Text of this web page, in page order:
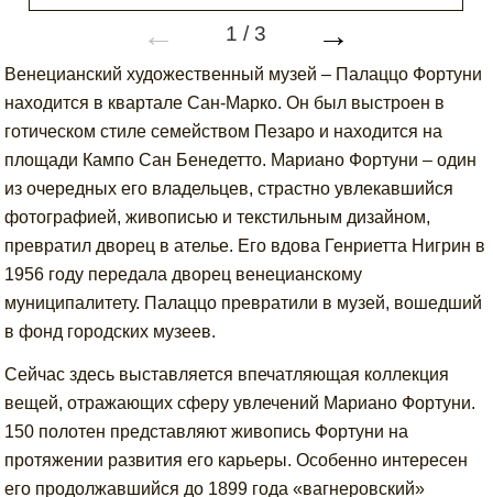
← 1 /3 →
Венецианский художественный музей – Палаццо Фортуни
находится в квартале Сан-Марко. Он был выстроен в
готическом стиле семейством Пезаро и находится на
площади Кампо Сан Бенедетто. Мариано Фортуни – один
из очередных его владельцев, страстно увлекавшийся
фотографией, живописью и текстильным дизайном,
превратил дворец в ателье. Его вдова Генриетта Нигрин в
1956 году передала дворец венецианскому
муниципалитету. Палаццо превратили в музей, вошедший
в фонд городских музеев.
Сейчас здесь выставляется впечатляющая коллекция
вещей, отражающих сферу увлечений Мариано Фортуни.
150 полотен представляют живопись Фортуни на
протяжении развития его карьеры. Особенно интересен
его продолжавшийся до 1899 года «вагнеровский»